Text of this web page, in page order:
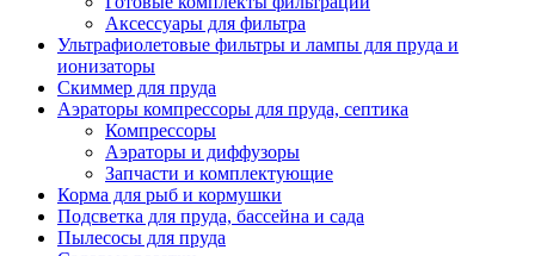
Аксессуары для фильтра
Ультрафиолетовые фильтры и лампы для пруда и
ионизаторы
Скиммер для пруда
Аэраторы компрессоры для пруда, септика
Компрессоры
Аэраторы и диффузоры
Запчасти и комплектующие
Корма для рыб и кормушки
Подсветка для пруда, бассейна и сада
Пылесосы для пруда